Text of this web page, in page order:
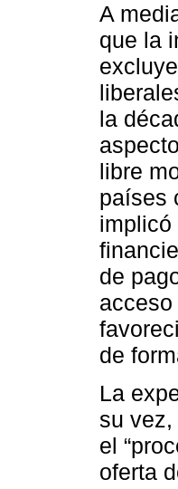
A
que la
la
libre
países
implicó
de
de
La
su
el
oferta